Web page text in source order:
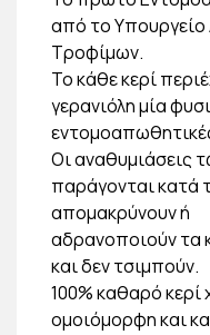
από το Υπουργείο
Τροφίμων.
Το κάθε κερί
γερανιόλη μία
Οι αναθυμιάσεις
παράγονται κατά
απομακρύνουν ή
αδρανοποιούν τα
και δεν τσιμπούν.
100% καθαρό κερί
ομοιόμορφη και